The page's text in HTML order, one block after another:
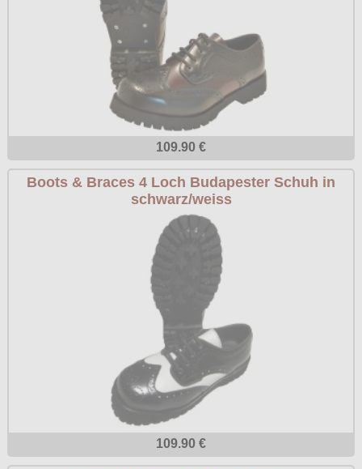
109.90 €
Boots & Braces 4 Loch Budapester Schuh in
schwarz/weiss
109.90 €